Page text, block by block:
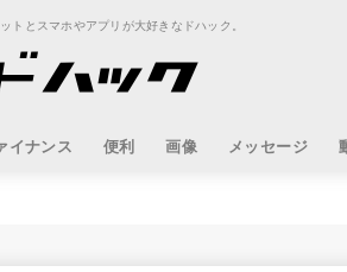
トとスマホやアプリが大好きなドハック。
イナンス 便利 画像 メッセージ